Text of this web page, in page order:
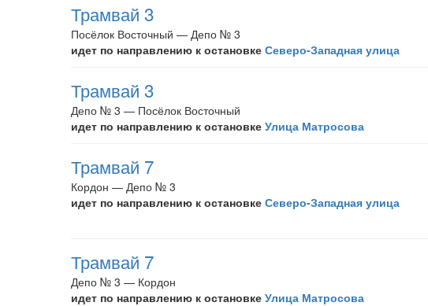
Трамвай 3
Посёлок Восточный — Депо № 3
идет по направлению к остановке Северо-Западная улица
Трамвай 3
Депо № 3 — Посёлок Восточный
идет по направлению к остановке Улица Матросова
Трамвай 7
Кордон — Депо № 3
идет по направлению к остановке Северо-Западная улица
Трамвай 7
Депо № 3 — Кордон
идет по направлению к остановке Улица Матросова